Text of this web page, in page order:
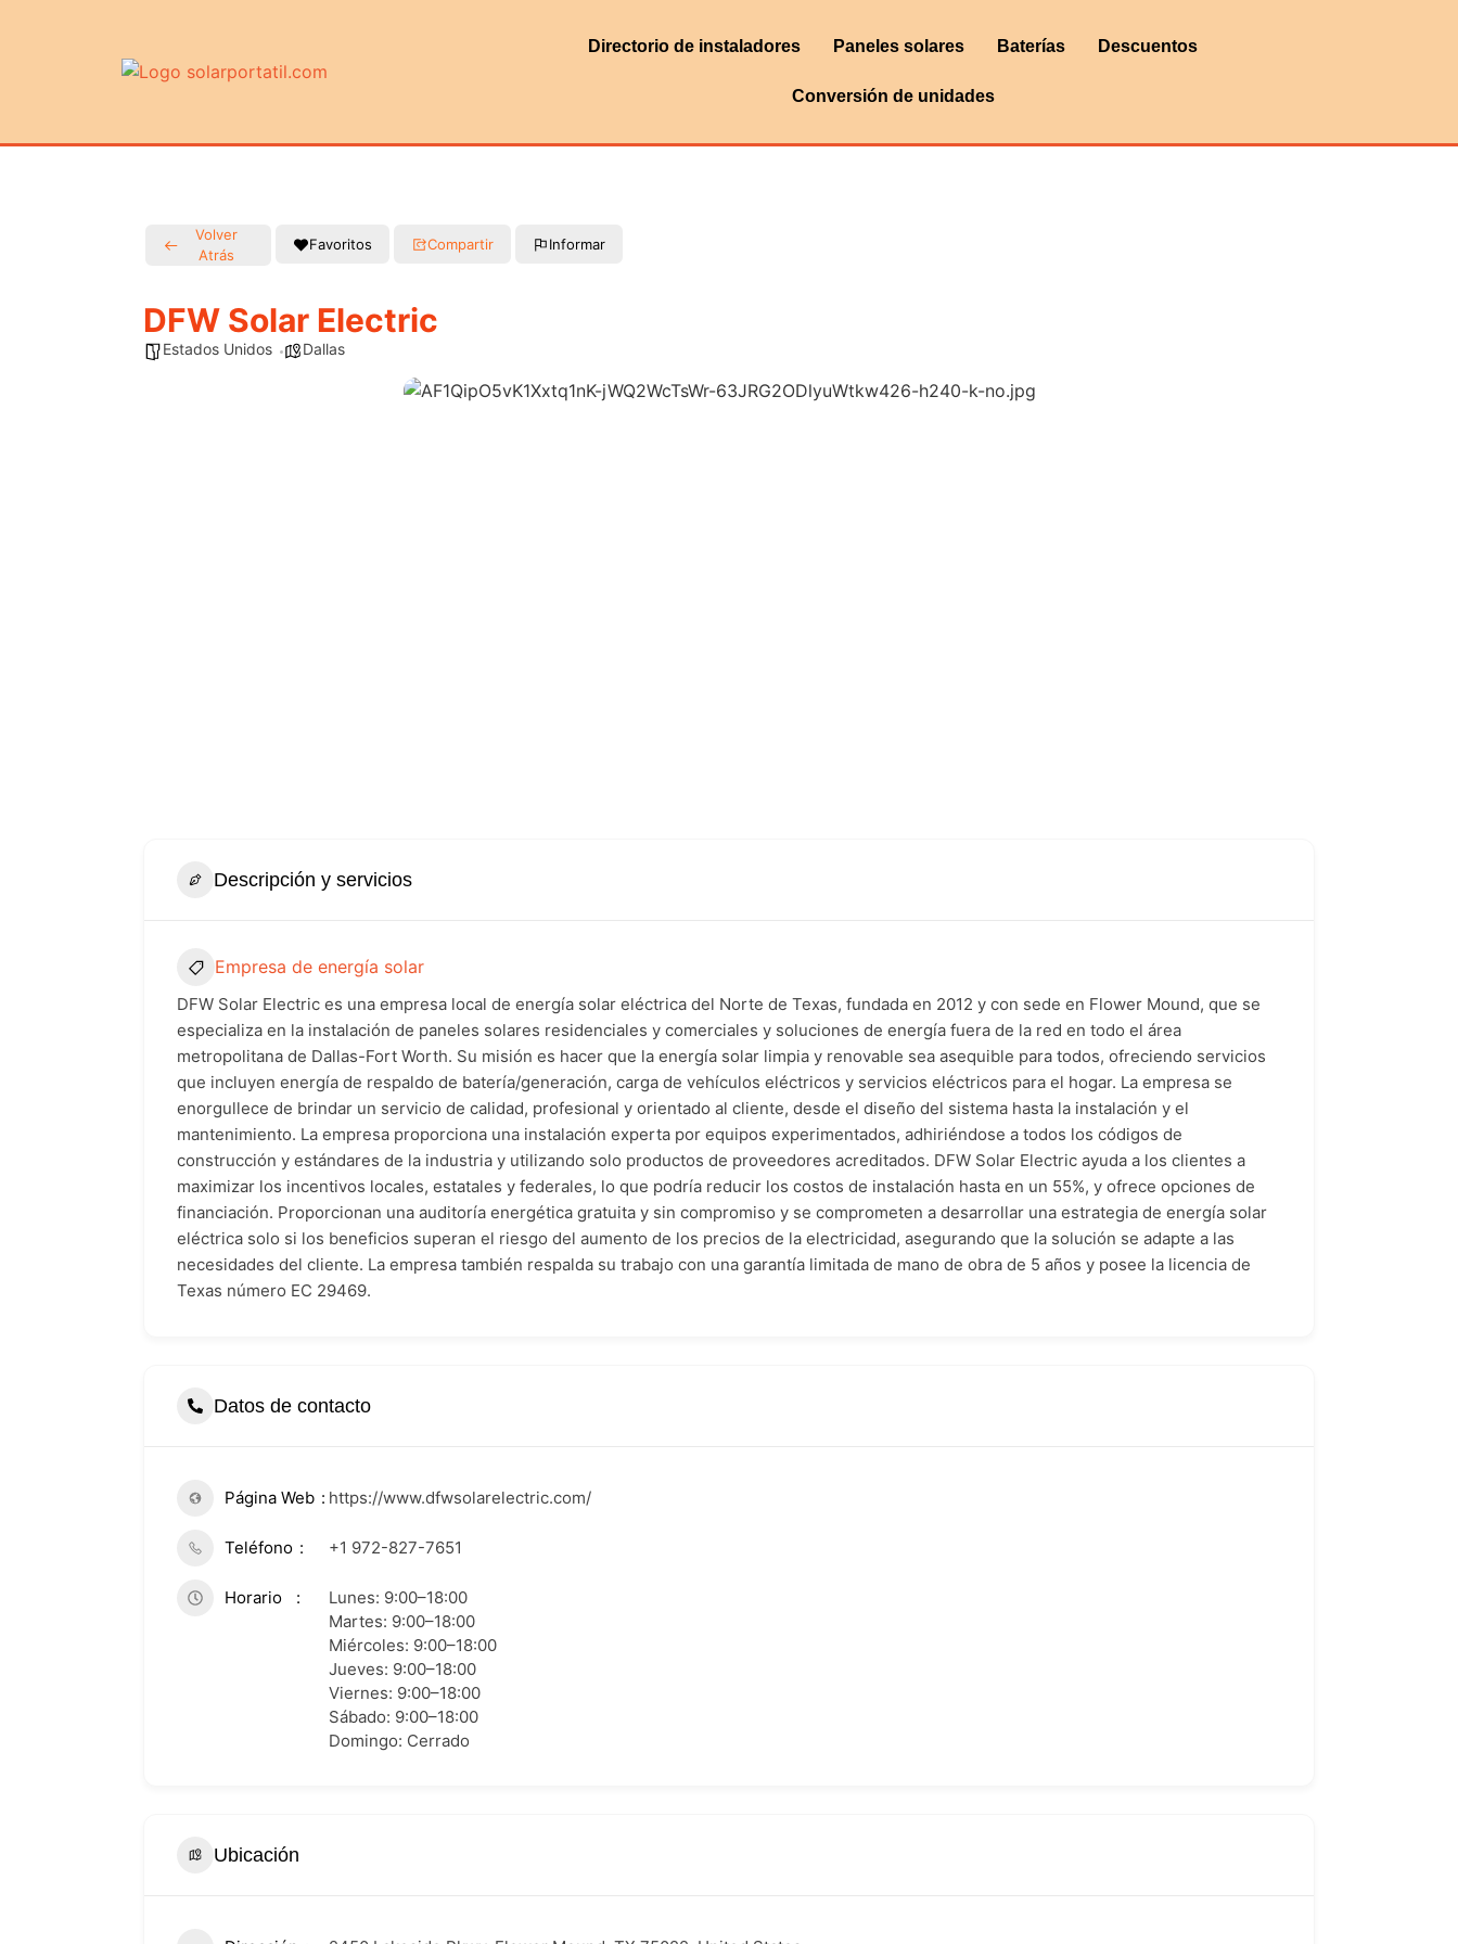
Directorio de instaladores Paneles solares Baterías Descuentos
Conversión de unidades
Volver
Atrás
Favoritos Compartir Informar
DFW Solar Electric
Estados Unidos Dallas
Descripción y servicios
Empresa de energía solar
DFW Solar Electric es una empresa local de energía solar eléctrica del Norte de Texas, fundada en 2012 y con sede en Flower Mound, que se
especializa en la instalación de paneles solares residenciales y comerciales y soluciones de energía fuera de la red en todo el área
metropolitana de Dallas-Fort Worth. Su misión es hacer que la energía solar limpia y renovable sea asequible para todos, ofreciendo servicios
que incluyen energía de respaldo de batería/generación, carga de vehículos eléctricos y servicios eléctricos para el hogar. La empresa se
enorgullece de brindar un servicio de calidad, profesional y orientado al cliente, desde el diseño del sistema hasta la instalación y el
mantenimiento. La empresa proporciona una instalación experta por equipos experimentados, adhiriéndose a todos los códigos de
construcción y estándares de la industria y utilizando solo productos de proveedores acreditados. DFW Solar Electric ayuda a los clientes a
maximizar los incentivos locales, estatales y federales, lo que podría reducir los costos de instalación hasta en un 55%, y ofrece opciones de
financiación. Proporcionan una auditoría energética gratuita y sin compromiso y se comprometen a desarrollar una estrategia de energía solar
eléctrica solo si los beneficios superan el riesgo del aumento de los precios de la electricidad, asegurando que la solución se adapte a las
necesidades del cliente. La empresa también respalda su trabajo con una garantía limitada de mano de obra de 5 años y posee la licencia de
Texas número EC 29469.
Datos de contacto
Página Web https://www.dfwsolarelectric.com/
Teléfono +1 972-827-7651
Horario
Lunes: 9:00–18:00
Martes: 9:00–18:00
Miércoles: 9:00–18:00
Jueves: 9:00–18:00
Viernes: 9:00–18:00
Sábado: 9:00–18:00
Domingo: Cerrado
Ubicación